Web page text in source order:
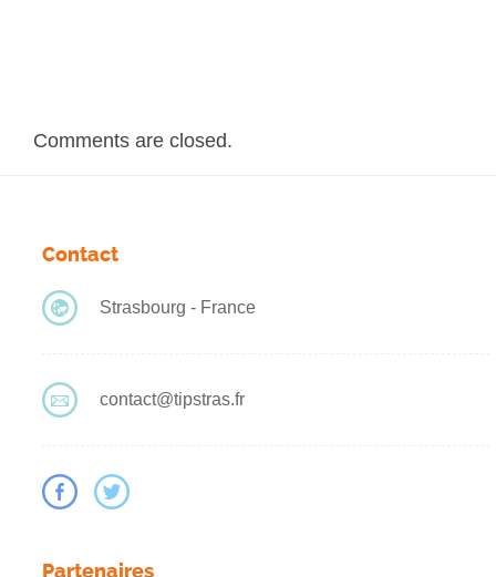
Comments are closed.
Contact
Strasbourg - France
contact@tipstras.fr
Partenaires